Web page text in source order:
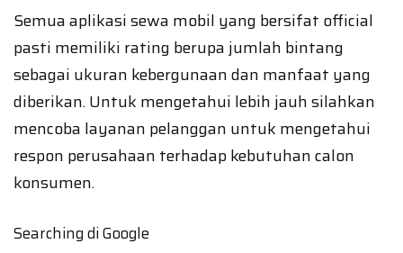
Semua aplikasi sewa mobil yang bersifat official
pasti memiliki rating berupa jumlah bintang
sebagai ukuran kebergunaan dan manfaat yang
diberikan. Untuk mengetahui lebih jauh silahkan
mencoba layanan pelanggan untuk mengetahui
respon perusahaan terhadap kebutuhan calon
konsumen.
Searching di Google